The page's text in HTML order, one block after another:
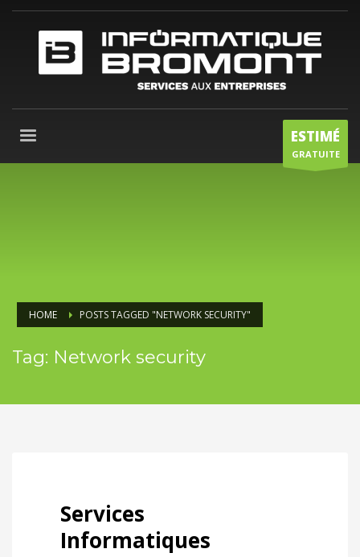
ESTIMÉ
GRATUITE
HOME POSTS TAGGED "NETWORK SECURITY"
Tag: Network security
Services
Informatiques